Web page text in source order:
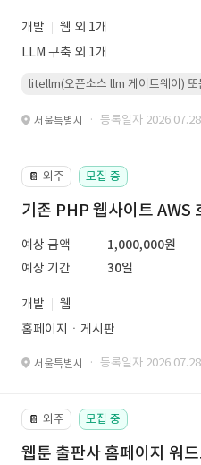
개발
웹 외 1개
LLM 구축 외 1개
litellm(오픈소스 llm 게이트웨이)
서울특별시 · 등록일자
📔 외주 모집 중
기존 PHP 웹사이트 AWS
예상 금액
1,000,000원
예상 기간
30일
개발
웹
홈페이지ㆍ게시판
서울특별시 · 등록일자
📔 외주 모집 중
웹툰 출판사 홈페이지 워